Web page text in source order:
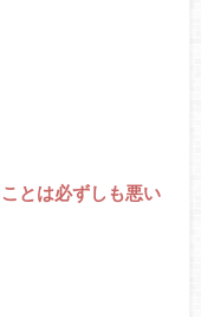
とは必ずしも悪い